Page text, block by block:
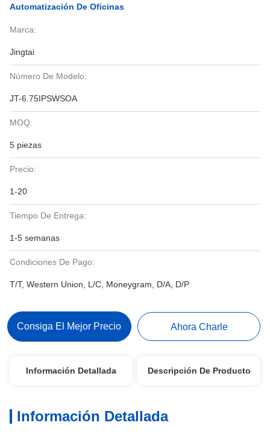
Automatización De Oficinas
Marca:
Jingtai
Número De Modelo:
JT-6.75IPSWSOA
MOQ:
5 piezas
Precio:
1-20
Tiempo De Entrega:
1-5 semanas
Condiciones De Pago:
T/T, Western Union, L/C, Moneygram, D/A, D/P
Consiga El Mejor Precio Ahora Charle
Información Detallada Descripción De Producto
Información Detallada